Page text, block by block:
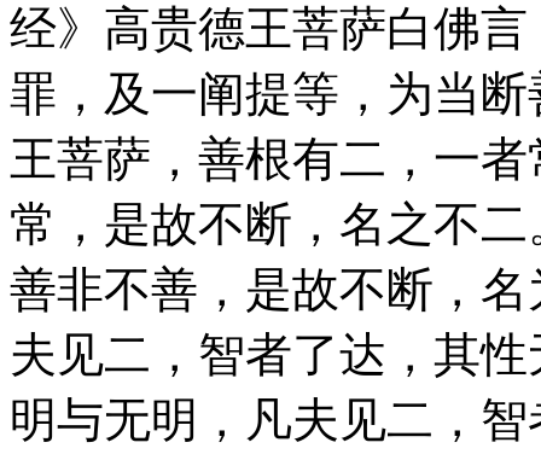
经》高贵德王菩萨白佛
罪，及一阐提等，为当
王菩萨，善根有二，一
常，是故不断，名之不
善非不善，是故不断，
夫见二，智者了达，其
明与无明，凡夫见二，